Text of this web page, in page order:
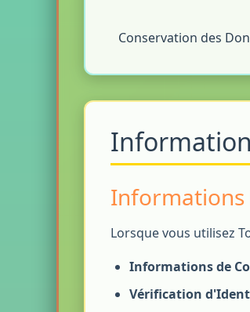
Conservation des
Informations
Lorsque vous utilisez
Informations de
Vérification